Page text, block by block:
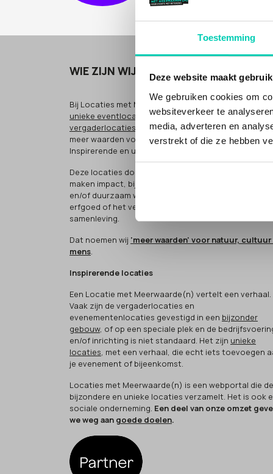
Toestemming
Deze website maakt
We gebruiken cookies om
websiteverkeer te
media, adverteren en
verstrekt of die ze hebben
WIE ZIJN WIJ
Bij Locaties met Meerwaarde(n) vind je
unieke eventlocatiesenbijzondereeninspirerende
vergaderlocaties voor zakelijke bijeenkomsten, met
meer waarden voor cultuur, natuur of mens.
Inspirerende en unieke plekken.
Deze locaties doen méér (people, planet, profit). Ze
maken impact, bijvoorbeeld door sociaal
en/of duurzaam werken, het bewaken van cultureel
erfgoed of het verbinden van groepen in de
samenleving.
Dat noemen wij 'meer waarden' voor natuur,
mens.
Inspirerende locaties
Een Locatie met Meerwaarde(n) vertelt een verhaal.
Vaak zijn de vergaderlocaties en
evenementenlocaties gevestigd in een bijzonder
gebouw, of op een speciale plek en de
en/of inrichting is niet standaard. Het zijn unieke
locaties, met een verhaal, die echt iets toevoegen
je evenement of bijeenkomst.
Locaties met Meerwaarde(n) is een webportal die
bijzondere en unieke locaties verzamelt. Het is ook
sociale onderneming. Een deel van onze omzet
we weg aan goede doelen.